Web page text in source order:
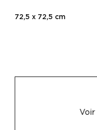
72,5 x 72,5 cm
Voir